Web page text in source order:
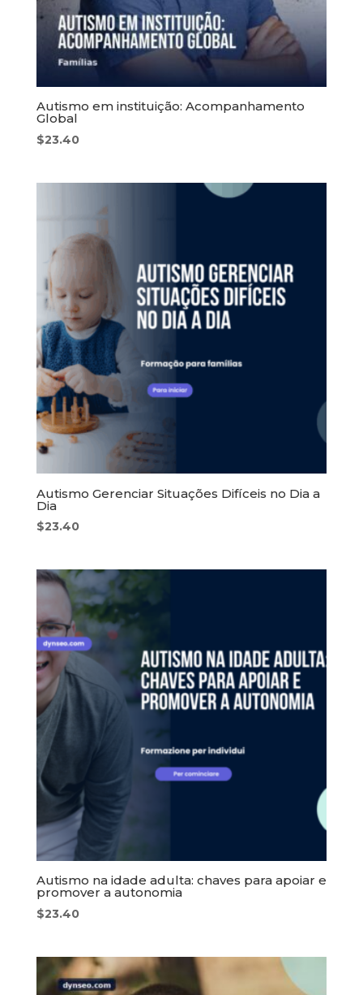
Autismo em instituição: Acompanhamento
Global
$23.40
Autismo Gerenciar Situações Difíceis no Dia a
Dia
$23.40
Autismo na idade adulta: chaves para apoiar e
promover a autonomia
$23.40